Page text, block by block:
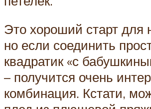
Это хороший старт для
но если соединить
квадратик «с
– получится очень
комбинация. Кстати,